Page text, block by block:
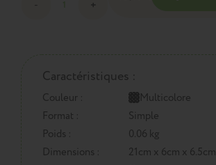
Caractéristiques :
Couleur :
Multicolore
Format :
Simple
Poids :
0.06 kg
Dimensions :
21cm x 6cm x 6.5cm